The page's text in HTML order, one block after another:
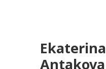
Ekaterina
Antakova